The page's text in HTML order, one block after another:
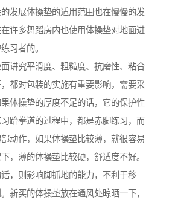
发展体操垫的适用范围也在慢慢的发
许多舞蹈房内也使用体操垫对地面进
习者的。
讲究平滑度、粗糙度、抗磨性、粘合
都对包装的实施有重要影响，需要采
体操垫的厚度不足的话，它的保护性
跆拳道的过程中，都是赤脚练习，而
动作，如果体操垫比较薄，就很容易
，薄的体操垫比较硬，舒适度不好。
，则影响脚抓地的能力，不利于移
新买的体操垫放在通风处晾晒一下，